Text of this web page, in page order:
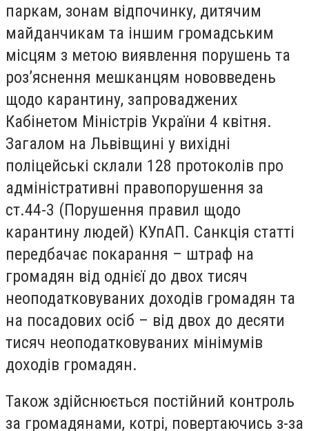
паркам, зонам відпочинку, дитячим
майданчикам та іншим громадським
місцям з метою виявлення порушень та
роз’яснення мешканцям нововведень
щодо карантину, запроваджених
Кабінетом Міністрів України 4 квітня.
Загалом на Львівщині у вихідні
поліцейські склали 128 протоколів про
адміністративні правопорушення за
ст.44-3 (Порушення правил щодо
карантину людей) КУпАП. Санкція статті
передбачає покарання – штраф на
громадян від однієї до двох тисяч
неоподатковуваних доходів громадян та
на посадових осіб – від двох до десяти
тисяч неоподатковуваних мінімумів
доходів громадян.
Також здійснюється постійний контроль
за громадянами, котрі, повертаючись з-за